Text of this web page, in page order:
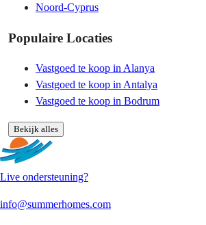
Noord-Cyprus
Populaire Locaties
Vastgoed te koop in Alanya
Vastgoed te koop in Antalya
Vastgoed te koop in Bodrum
Bekijk alles
Live ondersteuning?
info@summerhomes.com